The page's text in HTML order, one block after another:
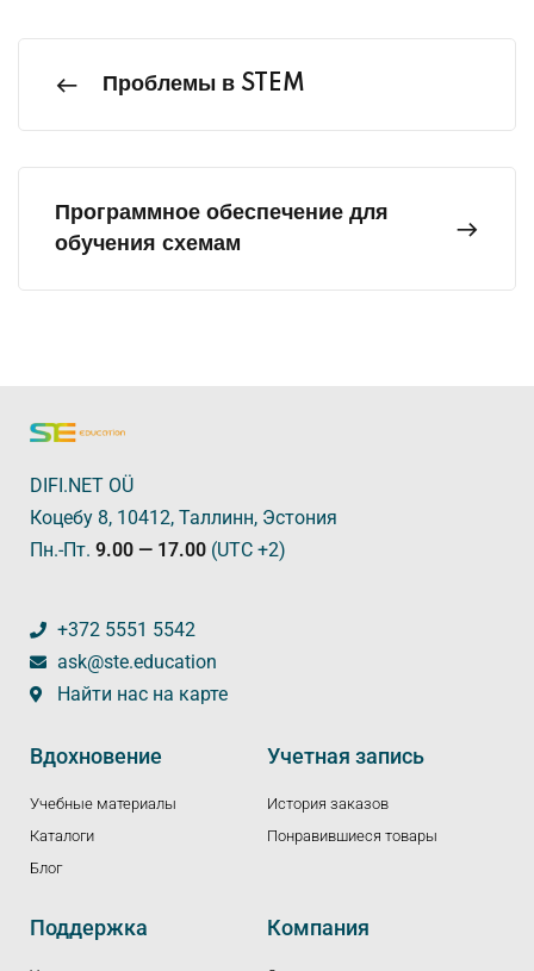
Проблемы в STEM
Программное обеспечение для
обучения схемам
DIFI.NET OÜ
Коцебу 8, 10412, Таллинн, Эстония
Пн.-Пт. 9.00 — 17.00 (UTC +2)
+372 5551 5542
ask@ste.education
Найти нас на карте
Вдохновение
Учебные материалы
Каталоги
Блог
Учетная запись
История заказов
Понравившиеся товары
Поддержка Компания